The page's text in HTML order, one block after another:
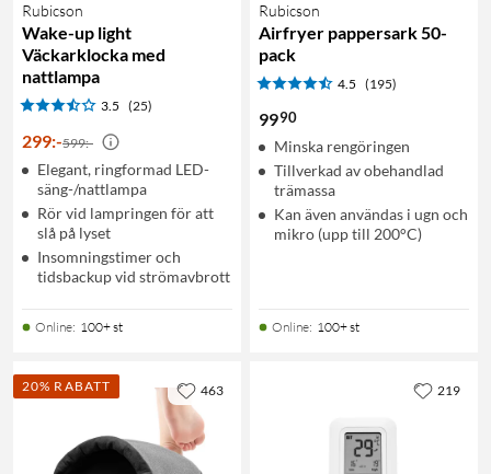
Rubicson
Wake-up light
Väckarklocka med
nattlampa
3.5 (25)
299:-599:-
Elegant, ringformad LED-
säng-/nattlampa
Rör vid lampringen för att
slå på lyset
Insomningstimer och
tidsbackup vid strömavbrott
Online: 100+ st
Rubicson
Airfryer pappersark 50-
pack
4.5 (195)
9990
Minska rengöringen
Tillverkad av obehandlad
trämassa
Kan även användas i ugn och
mikro (upp till 200°C)
Online: 100+ st
20% RABATT 463 219